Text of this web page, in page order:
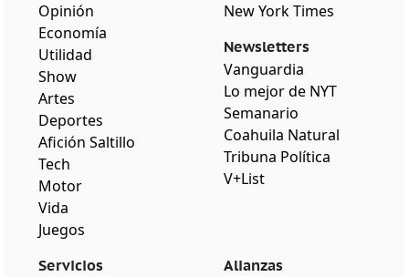
Opinión
Economía
Utilidad
Show
Artes
Deportes
Afición Saltillo
Tech
Motor
Vida
Juegos
New York Times
Newsletters
Vanguardia
Lo mejor de NYT
Semanario
Coahuila Natural
Tribuna Política
V+List
Servicios Alianzas